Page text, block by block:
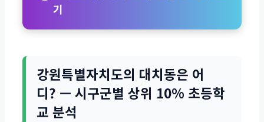
기
강원특별자치도의 대치동은 어
디? — 시구군별 상위 10% 초등학
교 분석